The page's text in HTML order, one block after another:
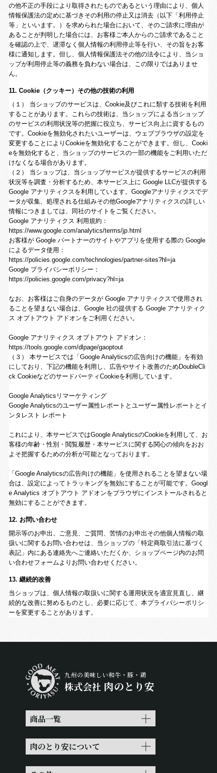
の他不正の手段により取得されたものであるという理由により、個人
情報保護法の定めに基づきその利用の停止又は消去（以下「利用停止
等」といいます。）を求められた場合において、そのご請求に理由が
あることが判明した場合には、お客様ご本人からのご請求であること
を確認の上で、遅滞なく個人情報の利用停止等を行い、その旨をお客
様に通知します。但し、個人情報保護法その他の法令により、当ショ
ップが利用停止等の義務を負わない場合は、この限りではありませ
ん。
11. Cookie（クッキー）その他の技術の利用
（１） 当ショップのサービスは、Cookie及びこれに類する技術を利用
することがあります。これらの技術は、当ショップによる当ショップ
のサービスの利用状況等の把握に役立ち、サービス向上に資するもの
です。Cookieを無効化されたいユーザーは、ウェブブラウザの設定を
変更することによりCookieを無効化することができます。但し、Cooki
eを無効化すると、当ショップのサービスの一部の機能をご利用いただ
けなくなる場合があります。
（２） 当ショップは、当ショップサービスが提供するサービスの利用
状況等を調査・分析するため、本サービス上に Google LLCが提供する
Google アナリティクスを利用しています。Googleアナリティクスでデ
ータが収集、処理される仕組みその他Googleアナリティクスの詳しい
情報につきましては、同社のサイトをご覧ください。
Google アナリティクス 利用規約：
https://www.google.com/analytics/terms/jp.html
お客様が Google パートナーのサイトやアプリを使用する際の Google
によるデータ使用：
https://policies.google.com/technologies/partner-sites?hl=ja
Google プライバシーポリシー：
https://policies.google.com/privacy?hl=ja
なお、お客様はご自身のデータが Google アナリティクスで使用され
ることを望まない場合は、Google 社の提供する Google アナリティク
ス オプトアウト アドオンをご利用ください。
Google アナリティクス オプトアウト アドオン：
https://tools.google.com/dlpage/gaoptout
（３） 本サービスでは「Google Analyticsの広告向けの機能」を有効
にしており、下記の機能を利用し、広告やサイト改善のためDoubleCli
ck CookieなどのサードパーティCookieを利用しています。
Google Analyticsリマーケティング
Google Analyticsのユーザー属性レポートとユーザー属性レポートとイ
ンタレスト レポート
これにより、本サービスではGoogle AnalyticsのCookieを利用して、お
客様の年齢・性別・閲覧履歴・本サービスに関する関心の傾向をおお
よそ把握するための分析が可能となっております。
「Google Analyticsの広告向けの機能」を使用されることを望まない場
合は、設定によってトラッキングを無効にすることが可能です。Googl
e Analytics オプトアウト アドオンをブラウザにインストールされると
無効にすることができます。
12. お問い合わせ
開示等のお申出、ご意見、ご質問、苦情のお申出その他個人情報の取
扱いに関するお問い合わせは、当ショップの「特定商取引法に基づく
表記」内にある連絡先へご連絡いただくか、ショップページ内のお問
い合わせフォームよりお問い合わせください。
13. 継続的改善
当ショップは、個人情報の取扱いに関する運用状況を適宜見直し、継
続的な改善に努めるものとし、必要に応じて、本プライバシーポリシ
ーを変更することがあります。
九州の美味しい和牛・豚・鶏
株式会社 肉のとり安
商品一覧
肉のとり安について